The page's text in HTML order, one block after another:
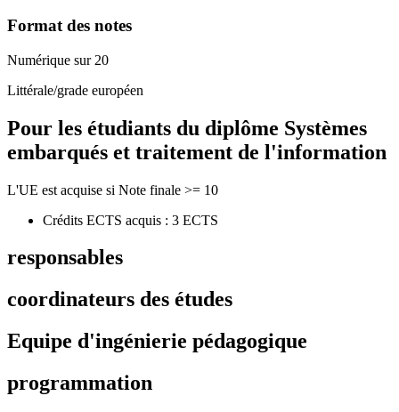
Format des notes
Numérique sur 20
Littérale/grade européen
Pour les étudiants du diplôme Systèmes
embarqués et traitement de l'information
L'UE est acquise si Note finale >= 10
Crédits ECTS acquis : 3 ECTS
responsables
coordinateurs des études
Equipe d'ingénierie pédagogique
programmation